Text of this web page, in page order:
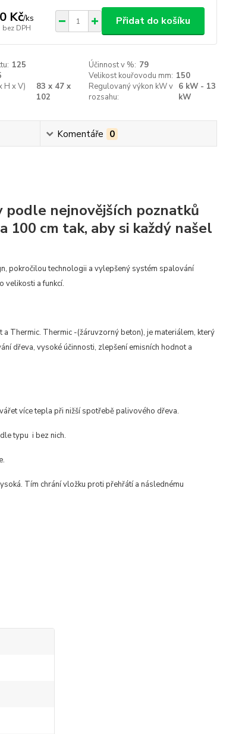
Kč/ks
bez DPH
Přidat do košíku
125 Účinnost v %: 79
Velikost kouřovodu mm: 150
H x V)
83 x 47 x
102
Regulovaný výkon kW v
rozsahu:
6 kW - 13
kW
Komentáře 0
podle nejnovějších poznatků
100 cm tak, aby si každý našel
pokročilou technologii a vylepšený systém spalování
velikosti a funkcí.
Thermic. Thermic -(žáruvzorný beton), je materiálem, který
dřeva, vysoké účinnosti, zlepšení emisních hodnot a
více tepla při nižší spotřebě palivového dřeva.
typu i bez nich.
Tím chrání vložku proti přehřátí a následnému